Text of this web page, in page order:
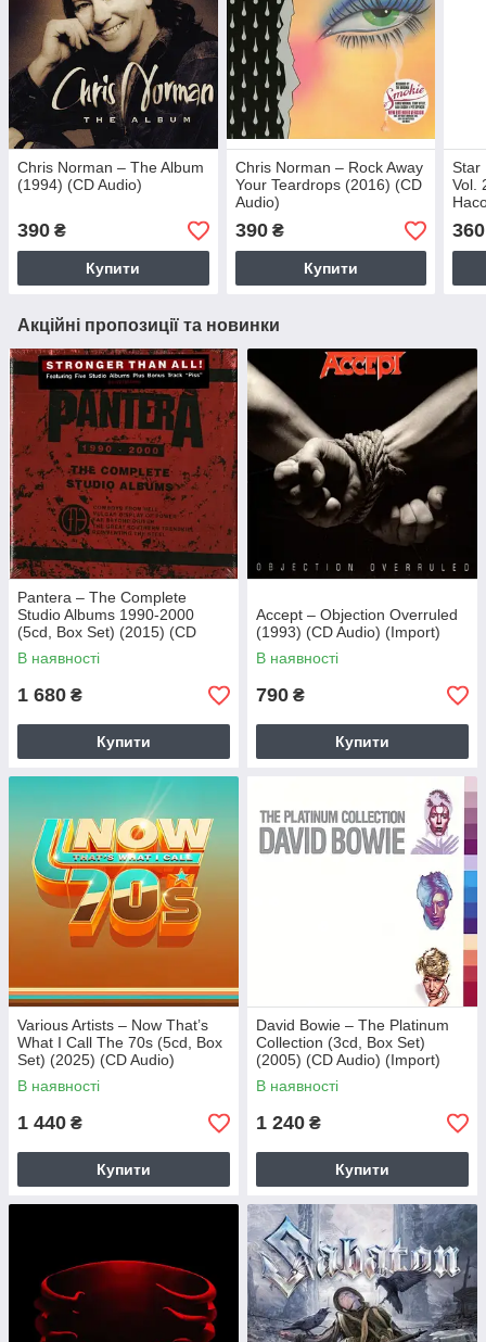
Chris Norman – The Album
(1994) (CD Audio)
390 ₴
Купити
Chris Norman – Rock Away
Your Teardrops (2016) (CD
Audio)
390₴
Купити
Star
Vol.
360
Акційні пропозиції та новинки
Pantera – The Complete
Studio Albums 1990-2000
(5cd, Box Set) (2015) (CD
Audio) (Import)
В наявності
1 680 ₴
Купити
Accept – Objection Overruled
(1993) (CD Audio) (Import)
В наявності
790 ₴
Купити
Various Artists – Now That’s
What I Call The 70s (5cd, Box
Set) (2025) (CD Audio)
(Import)
В наявності
1 440 ₴
Купити
David Bowie – The Platinum
Collection (3cd, Box Set)
(2005) (CD Audio) (Import)
В наявності
1 240 ₴
Купити